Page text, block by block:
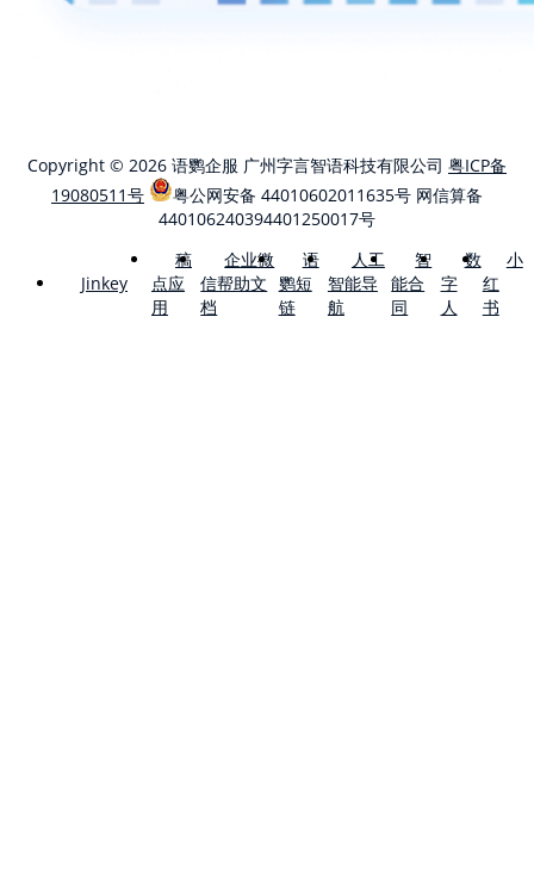
Copyright © 2026 语鹦企服 广州字言智语科技有限公司 粤ICP备
19080511号
粤公网安备 44010602011635号 网信算备
440106240394401250017号
Jinkey
稿
点应
用
企业微
信帮助文
档
语
鹦短
链
人工
智能导
航
智
能合
同
数
字
人
小
红
书